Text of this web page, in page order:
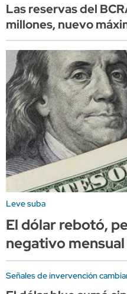
Las reservas del
millones, nuevo
Leve suba
El dólar rebotó,
negativo mensual
Señales de invervención